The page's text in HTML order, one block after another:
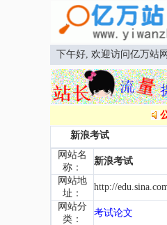
下午好, 欢迎访问亿万站
新浪考试
网站名
称：
新浪考试
网站地
址：
http://
网站分
类：
考试论文